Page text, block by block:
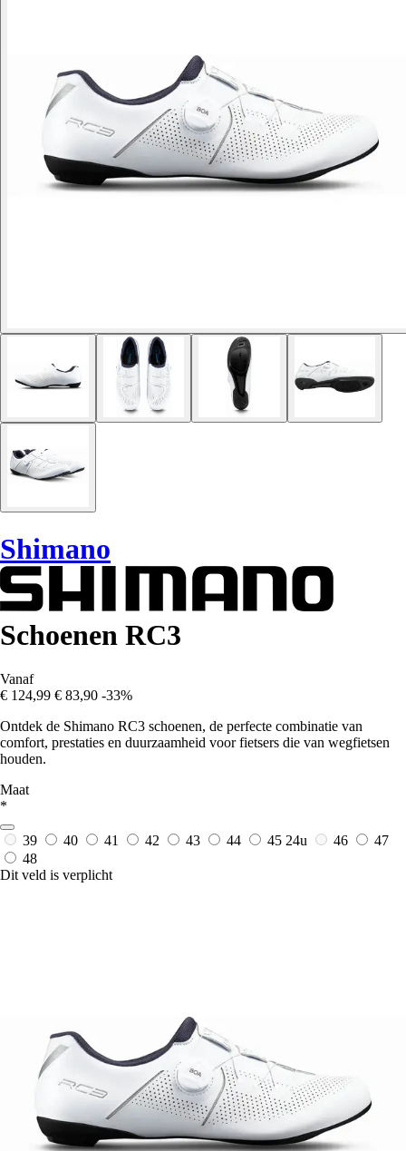
Shimano
Schoenen RC3
Vanaf
€ 124,99 € 83,90 -33%
Ontdek de Shimano RC3 schoenen, de perfecte combinatie van
comfort, prestaties en duurzaamheid voor fietsers die van wegfietsen
houden.
Maat
*
39 40 41 42 43 44 45 24u 46
47
48
Dit veld is verplicht